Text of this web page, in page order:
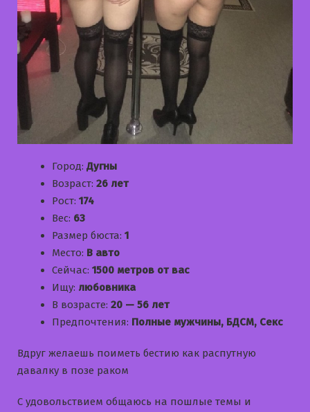
Город: Дугны
Возраст: 26 лет
Рост: 174
Вес: 63
Размер бюста: 1
Место: В авто
Сейчас: 1500 метров от вас
Ищу: любовника
В возрасте: 20 — 56 лет
Предпочтения: Полные мужчины, БДСМ, Секс
Вдруг желаешь поиметь бестию как распутную
давалку в позе раком
С удовольствием общаюсь на пошлые темы и